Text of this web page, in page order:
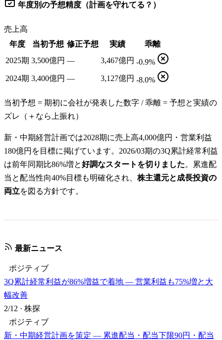
年度別の予想精度（計画を守れてる？）
売上高
年度
当初予想 修正予想 実績
乖離
2025期 3,500億円 — 3,467億円 -0.9%
2024期 3,400億円 — 3,127億円 -8.0%
当初予想 = 期初に会社が発表した数字 / 乖離 = 予想と実績の
ズレ（＋なら上振れ）
新・中期経営計画では2028期に売上高4,000億円・営業利益
180億円を目標に掲げています。2026/03期の3Q累計経常利益
は前年同期比86%増と好調なスタートを切りました。累進配
当と配当性向40%目標も明確化され、 株主還元と成長投資の
両立を図る方針です。
最新ニュース
ポジティブ
3Q累計経常利益が86%増益で着地 — 営業利益も75%増と大
幅改善
2/12 · 株探
ポジティブ
新・中期経営計画を策定 — 累進配当・配当下限90円・配当